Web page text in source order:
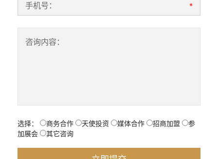
手机号： *
咨询内容：
选择： 商务合作 天使投资 媒体合作 招商加盟
参
加展会
其它咨询